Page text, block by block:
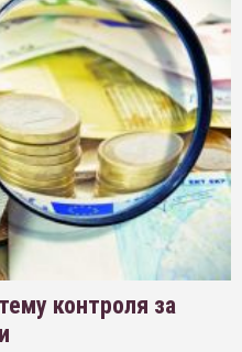
контроля за